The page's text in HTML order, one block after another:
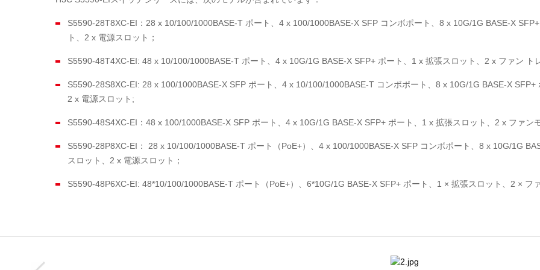
S5590-28T8XC-EI：28 x 10/100/1000BASE-T ポート、4 x 100/1000BASE-X SFP コンボポート、8 x 10G/1G BASE-X
ト、2 x 電源スロット；
S5590-48T4XC-EI: 48 x 10/100/1000BASE-T ポート、4 x 10G/1G BASE-X SFP+ ポート、1 x 拡張スロット、2 x ファン ト
S5590-28S8XC-EI: 28 x 100/1000BASE-X SFP ポート、4 x 10/100/1000BASE-T コンボポート、8 x 10G/1G BASE-X
2 x 電源スロット;
S5590-48S4XC-EI：48 x 100/1000BASE-X SFP ポート、4 x 10G/1G BASE-X SFP+ ポート、1 x 拡張スロット、2 x ファン
S5590-28P8XC-EI： 28 x 10/100/1000BASE-T ポート（PoE+）、4 x 100/1000BASE-X SFP コンボポート、8 x 10G/1G
スロット、2 x 電源スロット；
S5590-48P6XC-EI: 48*10/100/1000BASE-T ポート（PoE+）、6*10G/1G BASE-X SFP+ ポート、1 × 拡張スロット、2 × フ